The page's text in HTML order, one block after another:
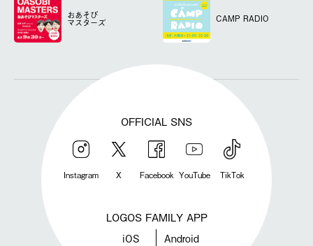
おあそび
マスターズ CAMP RADIO
OFFICIAL SNS
Instagram X Facebook YouTube TikTok
LOGOS FAMILY APP
iOS Android